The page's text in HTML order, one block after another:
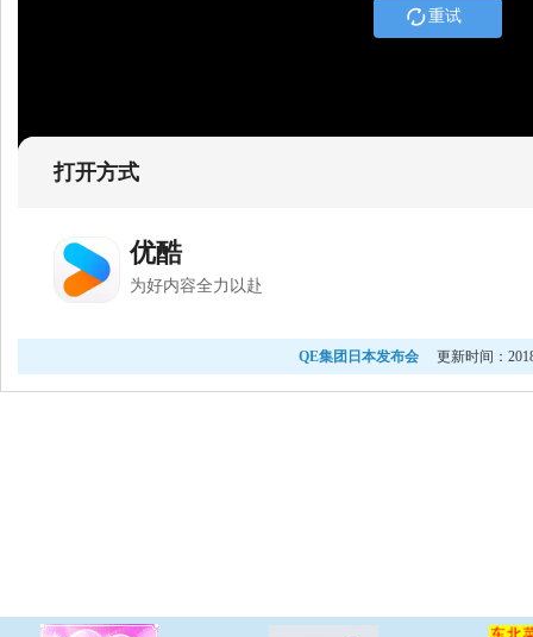
QE集团日本发布会 更新时间：